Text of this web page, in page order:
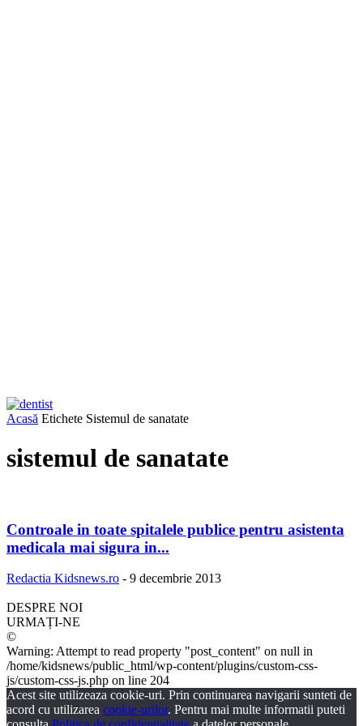
Acasă Etichete Sistemul de sanatate
sistemul de sanatate
Controale in toate spitalele publice pentru asistenta
medicala mai sigura in...
Redactia Kidsnews.ro - 9 decembrie 2013
DESPRE NOI
URMAȚI-NE
©
Warning: Attempt to read property "post_content" on null in
/home/kidsnews/public_html/wp-content/plugins/custom-css-
js/custom-css-js.php on line 204
Acest site utilizeaza cookie-uri. Prin continuarea navigarii sunteti de
acord cu utilizarea cookie-urilor. Pentru mai multe informatii puteti